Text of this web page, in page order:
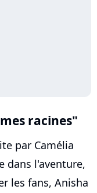
racines"
par Camélia
dans l'aventure,
les fans, Anisha